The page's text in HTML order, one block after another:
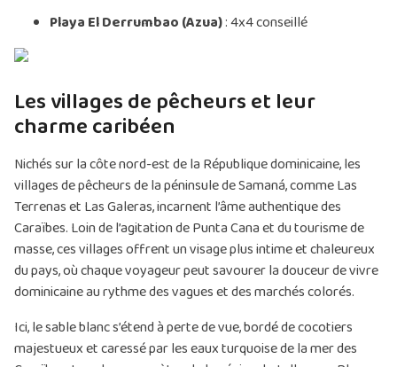
Playa El Derrumbao (Azua): 4x4 conseillé
Les villages de pêcheurs et leur
charme caribéen
Nichés sur la côte nord-est de la République dominicaine, les
villages de pêcheurs de la péninsule de Samaná, comme Las
Terrenas et Las Galeras, incarnent l’âme authentique des
Caraïbes. Loin de l’agitation de Punta Cana et du tourisme de
masse, ces villages offrent un visage plus intime et chaleureux
du pays, où chaque voyageur peut savourer la douceur de vivre
dominicaine au rythme des vagues et des marchés colorés.
Ici, le sable blanc s’étend à perte de vue, bordé de cocotiers
majestueux et caressé par les eaux turquoise de la mer des